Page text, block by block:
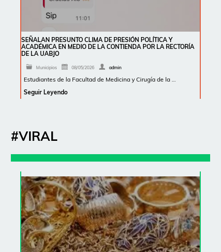
SEÑALAN PRESUNTO CLIMA DE PRESIÓN POLÍTICA Y
ACADÉMICA EN MEDIO DE LA CONTIENDA POR LA RECTORÍA
DE LA UABJO
Municipios 08/05/2026 admin
Estudiantes de la Facultad de Medicina y Cirugía de la …
Seguir Leyendo
#VIRAL